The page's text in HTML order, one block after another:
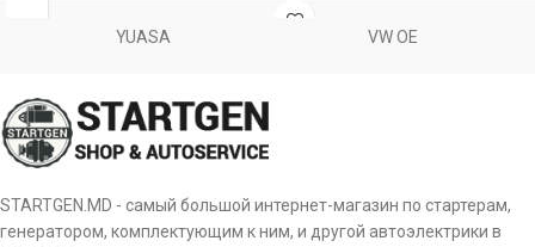
L.2 [ mm ] 17.20
No. of teeth [ qty. ] 37
Диаметр
вала ротора
OD:
Диаметр
внешний
91 mm
YUASA VW OE
STARTGEN.MD - самый большой интернет-магазин по стартерам,
генератором, комплектующим к ним, и другой автоэлектрики в